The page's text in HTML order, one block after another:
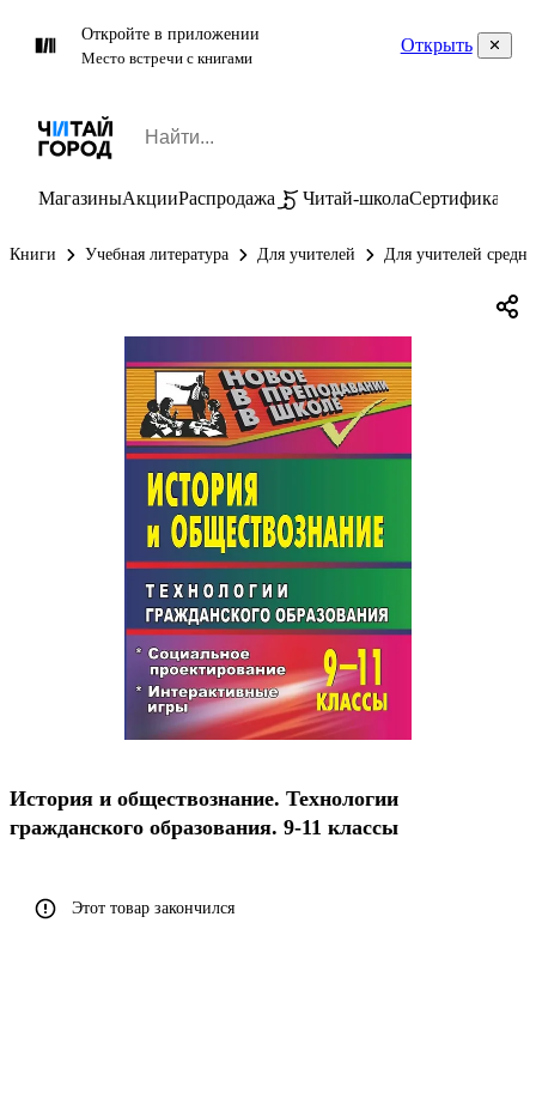
Откройте в приложении
Место встречи с книгами
Открыть
МагазиныАкцииРаспродажа Читай-школаСертификаты
Книги Учебная литература Для учителей Для учителей
История и обществознание. Технологии
гражданского образования. 9-11 классы
Этот товар закончился